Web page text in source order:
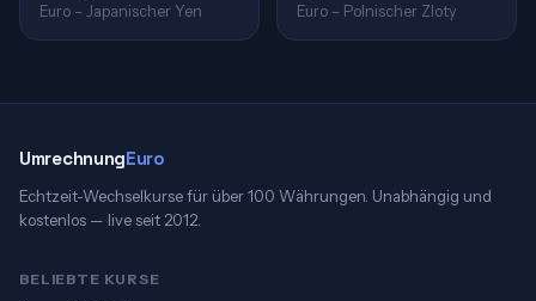
Euro – Japanischer Yen Euro – Polnischer Zloty
UmrechnungEuro
Echtzeit-Wechselkurse für über 100 Währungen. Unabhängig und
kostenlos — live seit 2012.
BELIEBTE KURSE